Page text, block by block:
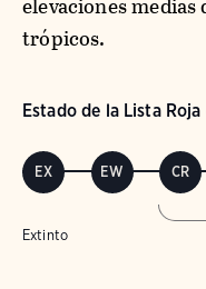
trópicos.
Estado de la Lista
EX EW CR
Extinto